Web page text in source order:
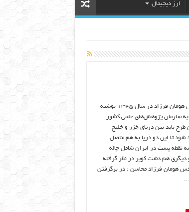
ارز دیجیتال
اولین طرح توسط مهندس هومان فرزاد در سال ۱۳۴۵ نوشته
سازمان پژوهش‌های علمی کشور
طرح باید بین دریای خزر و خلیج
شود تا این دو دریا به هم متصل
نقطه پست در ایران شامل چاله
دیگری هم دشت کویر در نظر گرفته
هومان فرزاد محاسن : در برگرفتن
…